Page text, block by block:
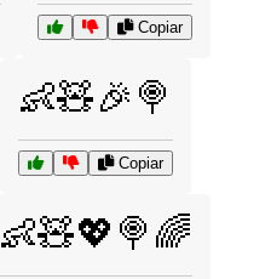
Copiar
👶🧸🎉🍭
Copiar
👶🧸💖🍭🌈